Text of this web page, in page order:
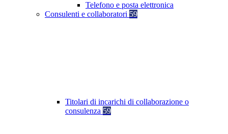
Telefono e posta elettronica
Consulenti e collaboratori 59
Titolari di incarichi di collaborazione o
consulenza 59